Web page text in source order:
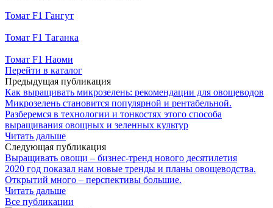
Томат F1 Гангут
Томат F1 Таганка
Томат F1 Наоми
Перейти в каталог
Предыдущая публикация
Как выращивать микрозелень: рекомендации для овощеводов
Микрозелень становится популярной и рентабельной.
Разберемся в технологии и тонкостях этого способа
выращивания овощных и зеленных культур
Читать дальше
Следующая публикация
Выращивать овощи – бизнес-тренд нового десятилетия
2020 год показал нам новые тренды и планы овощеводства.
Открытий много – перспективы большие.
Читать дальше
Все публикации